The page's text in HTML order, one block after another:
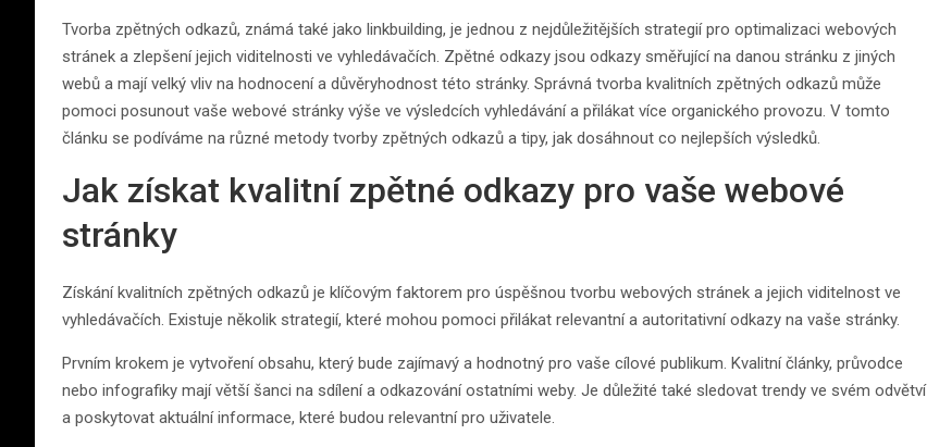
Tvorba zpětných odkazů, známá také jako linkbuilding, je jednou z nejdůležitějších strategií pro optimalizaci webových
stránek a zlepšení jejich viditelnosti ve vyhledávačích. Zpětné odkazy jsou odkazy směřující na danou stránku z jiných
webů a mají velký vliv na hodnocení a důvěryhodnost této stránky. Správná tvorba kvalitních zpětných odkazů může
pomoci posunout vaše webové stránky výše ve výsledcích vyhledávání a přilákat více organického provozu. V tomto
článku se podíváme na různé metody tvorby zpětných odkazů a tipy, jak dosáhnout co nejlepších výsledků.
Jak získat kvalitní zpětné odkazy pro vaše webové
stránky
Získání kvalitních zpětných odkazů je klíčovým faktorem pro úspěšnou tvorbu webových stránek a jejich viditelnost ve
vyhledávačích. Existuje několik strategií, které mohou pomoci přilákat relevantní a autoritativní odkazy na vaše stránky.
Prvním krokem je vytvoření obsahu, který bude zajímavý a hodnotný pro vaše cílové publikum. Kvalitní články, průvodce
nebo infografiky mají větší šanci na sdílení a odkazování ostatními weby. Je důležité také sledovat trendy ve svém odvětví
a poskytovat aktuální informace, které budou relevantní pro uživatele.